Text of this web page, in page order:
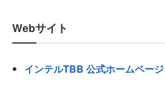
Webサイト
インテルTBB 公式ホームページ